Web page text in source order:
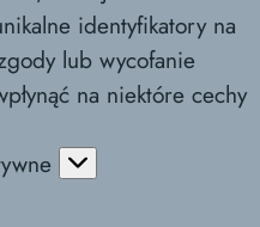
identyfikatory na
lub wycofanie
na niektóre cechy